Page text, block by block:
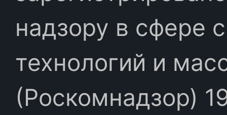
надзору в сфере
технологий и
(Роскомнадзор)